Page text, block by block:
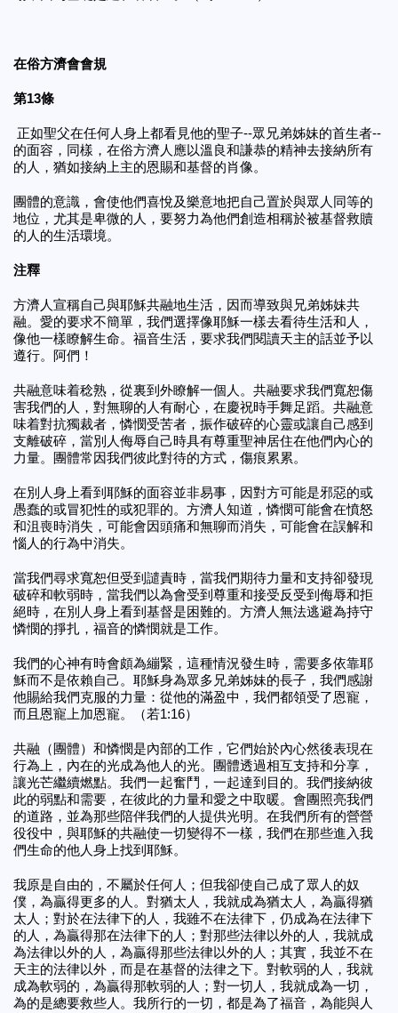
在俗方濟會會規
第13條
正如聖父在任何人身上都看見他的聖子--眾兄弟姊妹的首生者--
的面容，同樣，在俗方濟人應以溫良和謙恭的精神去接納所有
的人，猶如接納上主的恩賜和基督的肖像。
團體的意識，會使他們喜悅及樂意地把自己置於與眾人同等的
地位，尤其是卑微的人，要努力為他們創造相稱於被基督救贖
的人的生活環境。
注釋
方濟人宣稱自己與耶穌共融地生活，因而導致與兄弟姊妹共
融。愛的要求不簡單，我們選擇像耶穌一樣去看待生活和人，
像他一樣瞭解生命。福音生活，要求我們閱讀天主的話並予以
遵行。阿們！
共融意味着稔熟，從裏到外瞭解一個人。共融要求我們寬恕傷
害我們的人，對無聊的人有耐心，在慶祝時手舞足蹈。共融意
味着對抗獨裁者，憐憫受苦者，振作破碎的心靈或讓自己感到
支離破碎，當別人侮辱自己時具有尊重聖神居住在他們內心的
力量。團體常因我們彼此對待的方式，傷痕累累。
在別人身上看到耶穌的面容並非易事，因對方可能是邪惡的或
愚蠢的或冒犯性的或犯罪的。方濟人知道，憐憫可能會在憤怒
和沮喪時消失，可能會因頭痛和無聊而消失，可能會在誤解和
惱人的行為中消失。
當我們尋求寬恕但受到譴責時，當我們期待力量和支持卻發現
破碎和軟弱時，當我們以為會受到尊重和接受反受到侮辱和拒
絕時，在別人身上看到基督是困難的。方濟人無法逃避為持守
憐憫的掙扎，福音的憐憫就是工作。
我們的心神有時會頗為繃緊，這種情況發生時，需要多依靠耶
穌而不是依賴自己。耶穌身為眾多兄弟姊妹的長子，我們感謝
他賜給我們克服的力量：從他的滿盈中，我們都領受了恩寵，
而且恩寵上加恩寵。（若1:16）
共融（團體）和憐憫是內部的工作，它們始於內心然後表現在
行為上，內在的光成為他人的光。團體透過相互支持和分享，
讓光芒繼續燃點。我們一起奮鬥，一起達到目的。我們接納彼
此的弱點和需要，在彼此的力量和愛之中取暖。會團照亮我們
的道路，並為那些陪伴我們的人提供光明。在我們所有的營營
役役中，與耶穌的共融使一切變得不一樣，我們在那些進入我
們生命的他人身上找到耶穌。
我原是自由的，不屬於任何人；但我卻使自己成了眾人的奴
僕，為贏得更多的人。對猶太人，我就成為猶太人，為贏得猶
太人；對於在法律下的人，我雖不在法律下，仍成為在法律下
的人，為贏得那在法律下的人；對那些法律以外的人，我就成
為法律以外的人，為贏得那些法律以外的人；其實，我並不在
天主的法律以外，而是在基督的法律之下。對軟弱的人，我就
成為軟弱的，為贏得那軟弱的人；對一切人，我就成為一切，
為的是總要救些人。我所行的一切，都是為了福音，為能與人